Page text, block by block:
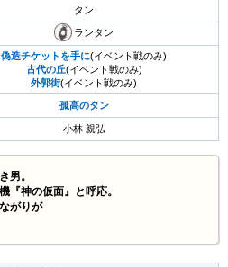
タン
ランタン
偽造チケットを手に(イベント戦のみ)
古代の丘(イベント戦のみ)
外郭街(イベント戦のみ)
孤高のタン
小林 親弘
男。
『神の仮面』と呼応。
がりが